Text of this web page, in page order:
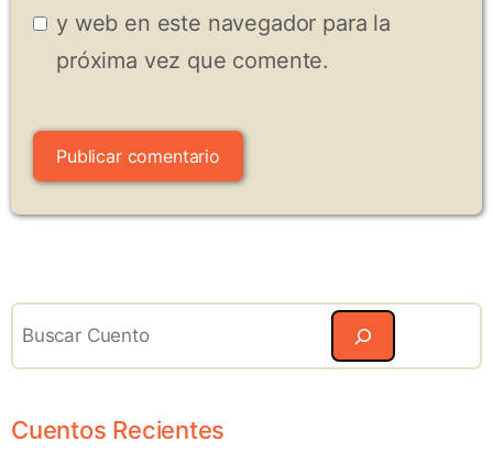
y web en este navegador para la
próxima vez que comente.
Cuentos Recientes